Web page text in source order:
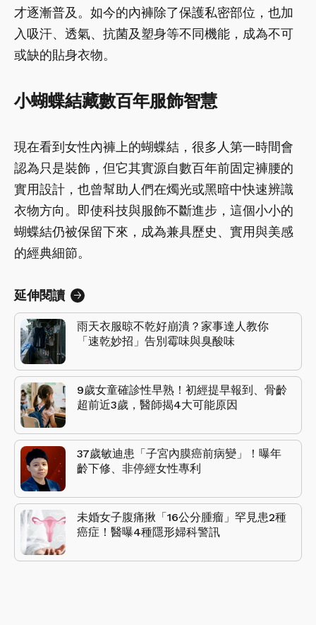
才逐漸普及。如今的內褲除了保護私密部位，也加
入吸汗、透氣、抗菌及塑身等不同機能，成為不可
或缺的貼身衣物。
小蝴蝶結藏數百年服飾智慧
現在看到女性內褲上的蝴蝶結，很多人第一時間會
認為只是裝飾，但它其實源自數百年前固定褲腰的
實用設計，也曾幫助人們在燭光或黑暗中快速辨識
衣物方向。即使科技與服飾不斷進步，這個小小的
蝴蝶結仍被保留下來，成為兼具歷史、實用與美感
的經典細節。
延伸閱讀
雨天衣服晾不乾好崩潰？家事達人教你
「速乾妙招」告別霉味與臭酸味
9歲女童確診性早熟！初經提早報到、骨齡
超前近3歲，醫師揭4大可能原因
37歲敏迪患「子宮內膜癌前病變」！曝年
齡下修、非停經女性專利
未婚女子腹痛揪「16公分腫瘤」罕見患2種
癌症！醫曝4種隱形婦科警訊